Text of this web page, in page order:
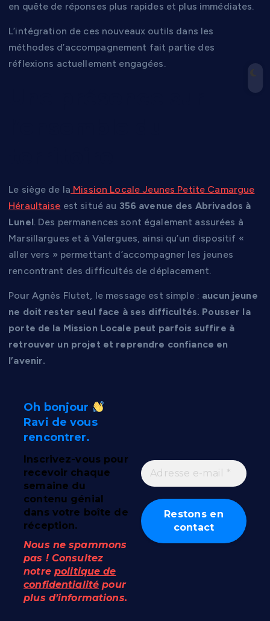
en quête de réponses plus rapides et plus immédiates.
L’intégration de ces nouveaux outils dans les
méthodes d’accompagnement fait partie des
réflexions actuellement engagées.
Le siège de la Mission Locale Jeunes Petite Camargue
Héraultaise est situé au 356 avenue des Abrivados à
Lunel. Des permanences sont également assurées à
Marsillargues et à Valergues, ainsi qu’un dispositif «
aller vers » permettant d’accompagner les jeunes
rencontrant des difficultés de déplacement.
Pour Agnès Flutet, le message est simple : aucun jeune
ne doit rester seul face à ses difficultés. Pousser la
porte de la Mission Locale peut parfois suffire à
retrouver un projet et reprendre confiance en
l’avenir.
Oh bonjour
Ravi de vous
rencontrer.
Inscrivez-vous pour
recevoir chaque
semaine du
contenu génial
dans votre boîte de
réception.
Nous ne spammons
pas ! Consultez
notre politique de
confidentialité pour
plus d’informations.